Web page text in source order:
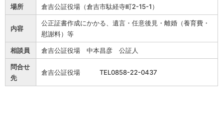
場所 倉吉公証役場（倉吉市駄経寺町2-15-1）
内容
公正証書作成にかかる、遺言・任意後見・離婚（養育費・
慰謝料）等
相談員 倉吉公証役場 中本昌彦 公証人
問合せ
先
倉吉公証役場 TEL0858-22-0437